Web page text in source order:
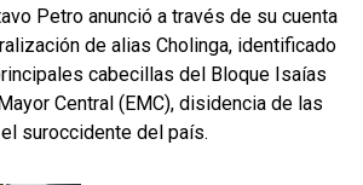
Petro anunció a través de su cuenta
de alias Cholinga, identificado
cabecillas del Bloque Isaías
Central (EMC), disidencia de las
suroccidente del país.